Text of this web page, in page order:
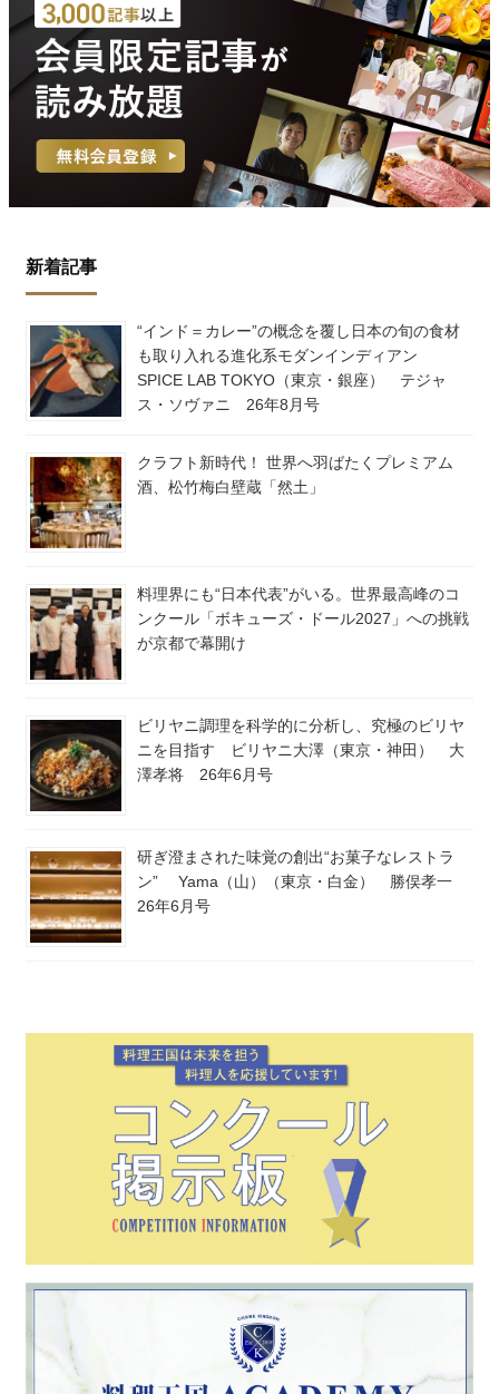
新着記事
“インド＝カレー”の概念を覆し日本の旬の食材
も取り入れる進化系モダンインディアン
SPICE LAB TOKYO（東京・銀座） テジャ
ス・ソヴァニ 26年8月号
クラフト新時代！ 世界へ羽ばたくプレミアム
酒、松竹梅白壁蔵「然土」
料理界にも“日本代表”がいる。世界最高峰のコ
ンクール「ボキューズ・ドール2027」への挑戦
が京都で幕開け
ビリヤニ調理を科学的に分析し、究極のビリヤ
ニを目指す ビリヤニ大澤（東京・神田） 大
澤孝将 26年6月号
研ぎ澄まされた味覚の創出“お菓子なレストラ
ン” Yama（山）（東京・白金） 勝俣孝一
26年6月号